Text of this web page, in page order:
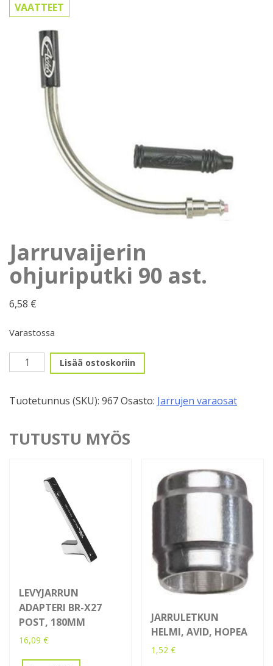
VAATTEET
Jarruvaijerin
ohjuriputki 90 ast.
6,58 €
Varastossa
Jarruvaijerin
ohjuriputki
ast.
Lisää ostoskoriin
Tuotetunnus (SKU): 967Osasto: Jarrujen varaosat
TUTUSTU MYÖS
LEVYJARRUN
ADAPTERI BR-X27
POST, 180MM
16,09 €
JARRULETKUN
HELMI, AVID, HOPEA
1,52€